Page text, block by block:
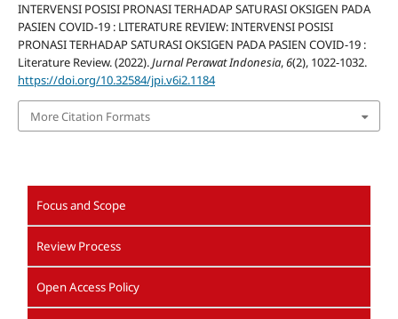
INTERVENSI POSISI PRONASI TERHADAP SATURASI OKSIGEN PADA
PASIEN COVID-19 : LITERATURE REVIEW: INTERVENSI POSISI
PRONASI TERHADAP SATURASI OKSIGEN PADA PASIEN COVID-19 :
Literature Review. (2022).Jurnal Perawat Indonesia,6(2), 1022-1032.
https://doi.org/10.32584/jpi.v6i2.1184
More Citation Formats
Focus and Scope
Review Process
Open Access Policy